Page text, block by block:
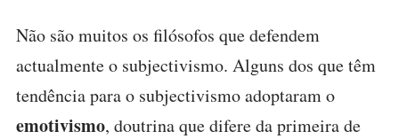
Não são muitos os filósofos que defendem
actualmente o subjectivismo. Alguns dos que têm
tendência para o subjectivismo adoptaram o
emotivismo, doutrina que difere da primeira de